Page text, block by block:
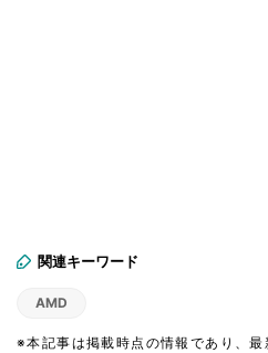
関連キーワード
AMD
※本記事は掲載時点の情報であり、